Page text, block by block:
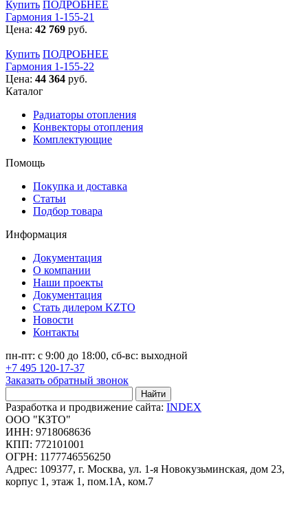
Купить ПОДРОБНЕЕ
Гармония 1-155-21
Цена: 42 769 руб.
Купить ПОДРОБНЕЕ
Гармония 1-155-22
Цена: 44 364 руб.
Каталог
Радиаторы отопления
Конвекторы отопления
Комплектующие
Помощь
Покупка и доставка
Статьи
Подбор товара
Информация
Документация
О компании
Наши проекты
Документация
Стать дилером KZTO
Новости
Контакты
пн-пт: с 9:00 до 18:00, сб-вс: выходной
+7 495 120-17-37
Заказать обратный звонок
Найти
Разработка и продвижение сайта: INDEX
ООО "КЗТО"
ИНН: 9718068636
КПП: 772101001
ОГРН: 1177746556250
Адрес: 109377, г. Москва, ул. 1-я Новокузьминская, дом 23,
корпус 1, этаж 1, пом.1А, ком.7